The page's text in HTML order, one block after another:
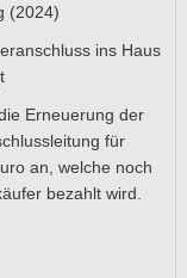
(2024)
ins Haus
Erneuerung der
für
an, welche noch
bezahlt wird.